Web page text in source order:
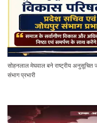
सोहनलाल मेघवाल बने राष्ट्रीय अनुसूचित
संभाग प्रभारी